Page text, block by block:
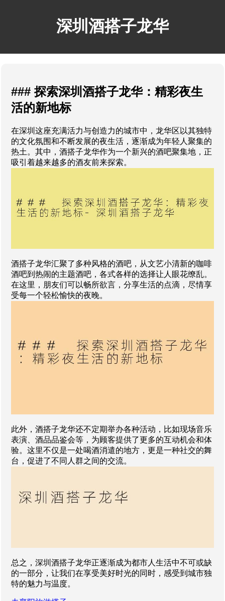
深圳酒搭子龙华
### 探索深圳酒搭子龙华：精彩夜生
活的新地标
在深圳这座充满活力与创造力的城市中，龙华区以其独特
的文化氛围和不断发展的夜生活，逐渐成为年轻人聚集的
热土。其中，酒搭子龙华作为一个新兴的酒吧聚集地，正
吸引着越来越多的酒友前来探索。
酒搭子龙华汇聚了多种风格的酒吧，从文艺小清新的咖啡
酒吧到热闹的主题酒吧，各式各样的选择让人眼花缭乱。
在这里，朋友们可以畅所欲言，分享生活的点滴，尽情享
受每一个轻松愉快的夜晚。
此外，酒搭子龙华还不定期举办各种活动，比如现场音乐
表演、酒品品鉴会等，为顾客提供了更多的互动机会和体
验。这里不仅是一处喝酒消遣的地方，更是一种社交的舞
台，促进了不同人群之间的交流。
总之，深圳酒搭子龙华正逐渐成为都市人生活中不可或缺
的一部分，让我们在享受美好时光的同时，感受到城市独
特的魅力与温度。